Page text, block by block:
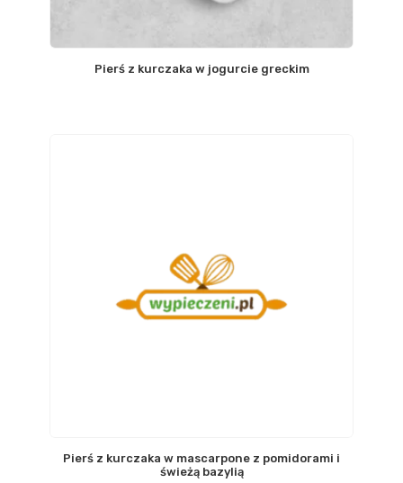
Pierś z kurczaka w jogurcie greckim
Pierś z kurczaka w mascarpone z pomidorami i
świeżą bazylią